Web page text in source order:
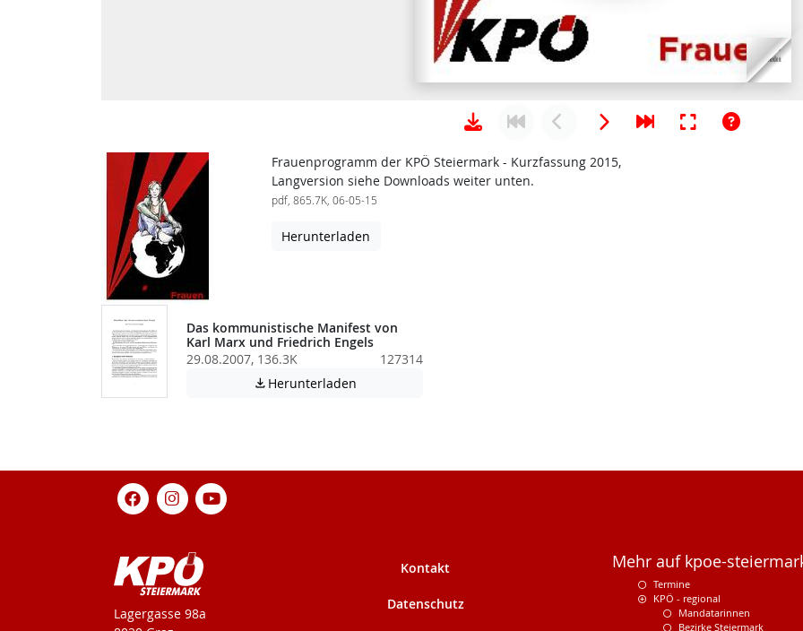
Frauenprogramm der KPÖ Steiermark - Kurzfassung 2015,
Langversion siehe Downloads weiter unten.
pdf, 865.7K, 06-05-15
Herunterladen
Das kommunistische Manifest von
Karl Marx und Friedrich Engels
29.08.2007, 136.3K
127314
 HerunterladenAchtung: Diese Datei enthält unter Umständen nicht barrierefreie Inhalte!
KPÖ-Steiermark
Lagergasse 98a
Kontakt
Datenschutz
Mehr auf kpoe-
Termine
KPÖ - regional
Mandatarinnen
Bezirke Steiermark